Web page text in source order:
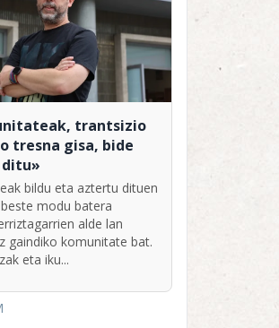
trantsizio
tresna gisa, bide
bildu eta aztertu dituen
modu batera
alde lan
gaindiko komunitate bat.
eta iku...